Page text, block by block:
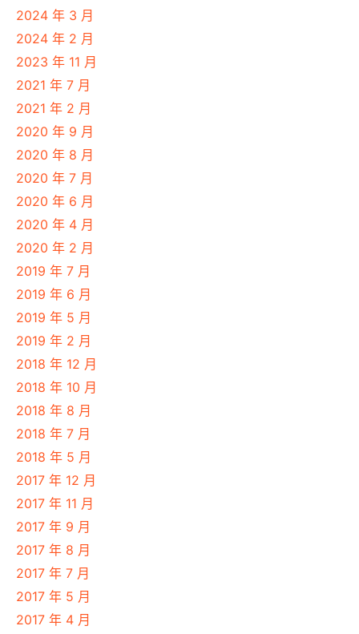
2024 年 3 月
2024 年 2 月
2023 年 11 月
2021 年 7 月
2021 年 2 月
2020 年 9 月
2020 年 8 月
2020 年 7 月
2020 年 6 月
2020 年 4 月
2020 年 2 月
2019 年 7 月
2019 年 6 月
2019 年 5 月
2019 年 2 月
2018 年 12 月
2018 年 10 月
2018 年 8 月
2018 年 7 月
2018 年 5 月
2017 年 12 月
2017 年 11 月
2017 年 9 月
2017 年 8 月
2017 年 7 月
2017 年 5 月
2017 年 4 月